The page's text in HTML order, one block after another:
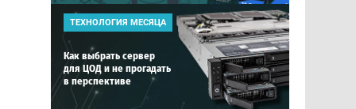
ТЕХНОЛОГИЯ МЕСЯЦА
Как выбрать сервер
для ЦОД и не прогадать
в перспективе